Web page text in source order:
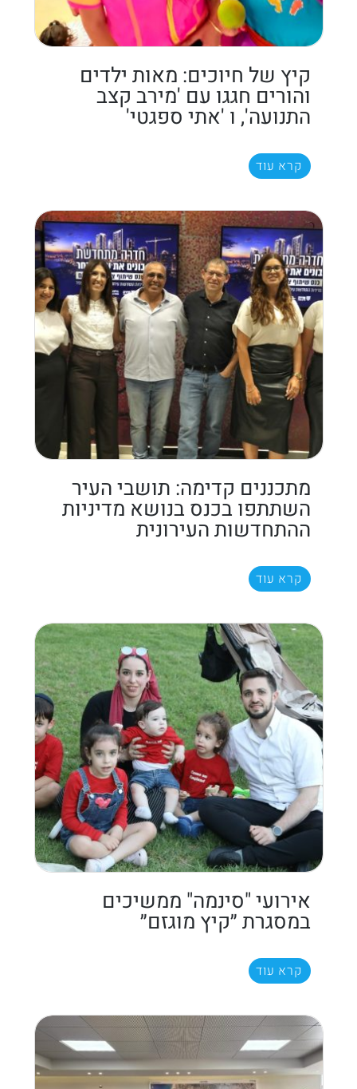
קיץ של חיוכים: מאות ילדים
והורים חגגו עם 'מירב קצב
התנועה', ו 'אתי ספגטי'
קרא עוד
מתכננים קדימה: תושבי העיר
השתתפו בכנס בנושא מדיניות
ההתחדשות העירונית
קרא עוד
אירועי "סינמה" ממשיכים
במסגרת ״קיץ מוגזם״
קרא עוד